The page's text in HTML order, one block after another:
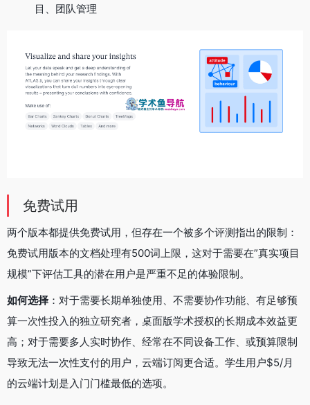
目、团队管理
免费试用
两个版本都提供免费试用，但存在一个被多个评测指出的限制：
免费试用版本的文档处理有500词上限，这对于需要在”真实项目
规模”下评估工具的潜在用户是严重不足的体验限制。
如何选择 ：对于需要长期单独使用、不需要协作功能、有足够预
算一次性投入的独立研究者，桌面版学术授权的长期成本效益更
高；对于需要多人实时协作、经常在不同设备工作、或预算限制
导致无法一次性支付的用户，云端订阅更合适。学生用户$5/月
的云端计划是入门门槛最低的选项。